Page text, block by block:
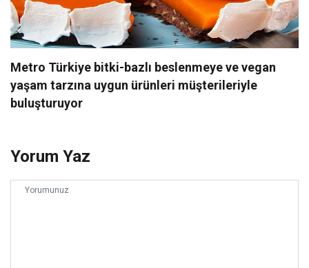
Metro Türkiye bitki-bazlı beslenmeye ve vegan
yaşam tarzına uygun ürünleri müşterileriyle
buluşturuyor
Yorum Yaz